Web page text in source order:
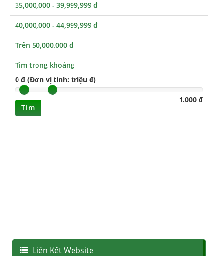
35,000,000 - 39,999,999 đ
40,000,000 - 44,999,999 đ
Trên 50,000,000 đ
Tìm trong khoảng
0 đ (Đơn vị tính: triệu đ)
1,000 đ
Tìm
Liên Kết Website